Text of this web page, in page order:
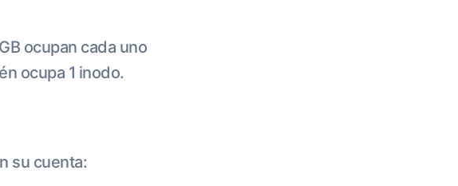
ocupan cada uno
ocupa 1 inodo.
su cuenta: